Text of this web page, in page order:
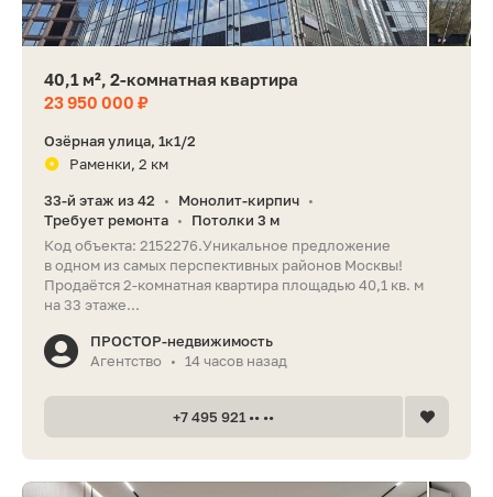
40,1 м², 2-комнатная квартира
23 950 000 ₽
Озёрная улица, 1к1/2
Раменки, 2 км
33-й этаж из 42 • Монолит-кирпич •
Требует ремонта •
Потолки 3 м
Код объекта: 2152276.Уникальное предложение
в одном из самых перспективных районов Москвы!
Продаётся 2-комнатная квартира площадью 40,1 кв. м
на 33 этаже...
ПРОСТОР-недвижимость
Агентство
• 14 часов назад
+7 495 921 •• ••